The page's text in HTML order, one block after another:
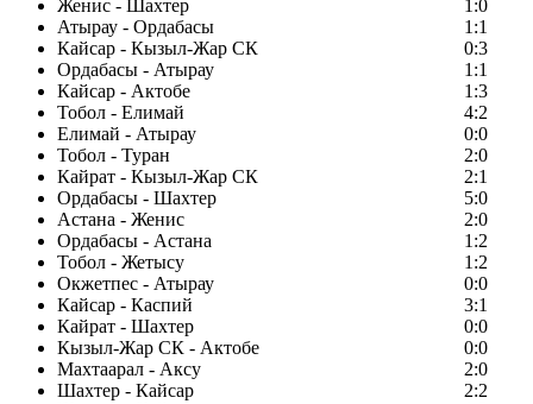
Женис - Шахтер
1:0
Атырау - Ордабасы
1:1
Кайсар - Кызыл-Жар СК
0:3
Ордабасы - Атырау
1:1
Кайсар - Актобе
1:3
Тобол - Елимай
4:2
Елимай - Атырау
0:0
Тобол - Туран
2:0
Кайрат - Кызыл-Жар СК
2:1
Ордабасы - Шахтер
5:0
Астана - Женис
2:0
Ордабасы - Астана
1:2
Тобол - Жетысу
1:2
Окжетпес - Атырау
0:0
Кайсар - Каспий
3:1
Кайрат - Шахтер
0:0
Кызыл-Жар СК - Актобе
0:0
Махтаарал - Аксу
2:0
Шахтер - Кайсар
2:2